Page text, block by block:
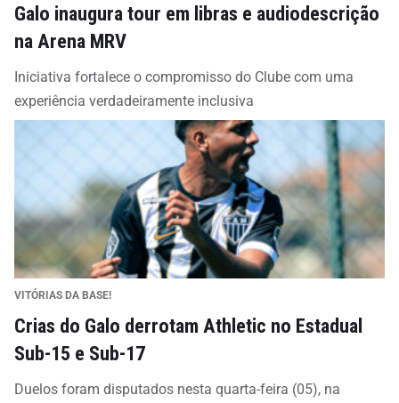
Galo inaugura tour em libras e audiodescrição
na Arena MRV
Iniciativa fortalece o compromisso do Clube com uma
experiência verdadeiramente inclusiva
VITÓRIAS DA BASE!
Crias do Galo derrotam Athletic no Estadual
Sub-15 e Sub-17
Duelos foram disputados nesta quarta-feira (05), na